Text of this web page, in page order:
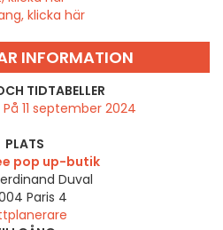
klicka här
INFORMATION
TIDTABELLER
11 september 2024
PLATS
pop up-butik
Duval
Paris 4